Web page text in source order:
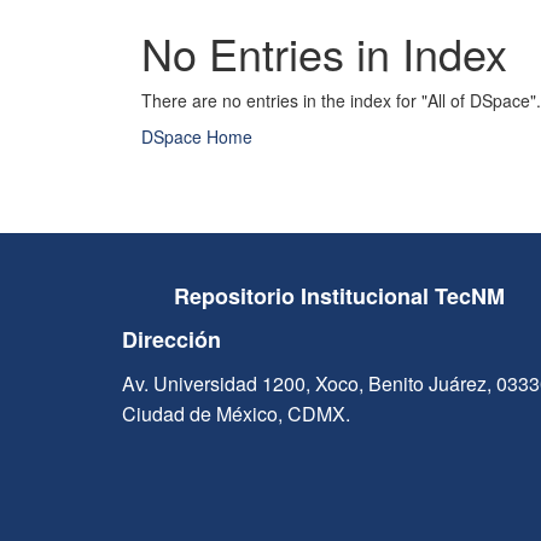
No Entries in Index
There are no entries in the index for "All of DSpace".
DSpace Home
Repositorio Institucional TecNM
Dirección
Av. Universidad 1200, Xoco, Benito Juárez,
Ciudad de México, CDMX.